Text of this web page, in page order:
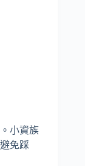
小資族
免踩